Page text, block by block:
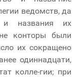
ведомств, да
и названия их
конторы были
их сокращено
одиннадцати,
колле-гии; при